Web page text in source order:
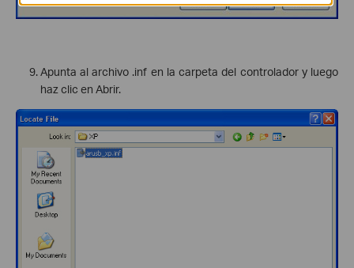
Apunta al archivo .inf en la carpeta del controlador y luego
haz clic en Abrir.